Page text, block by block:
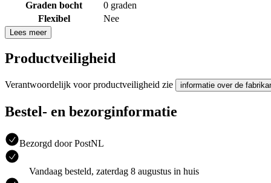
Graden bocht
0 graden
Flexibel
Nee
Lees meer
Productveiligheid
Verantwoordelijk voor productveiligheid zie informatie over de
Bestel- en bezorginformatie
Bezorgd door PostNL
Vandaag besteld, zaterdag 8 augustus in huis